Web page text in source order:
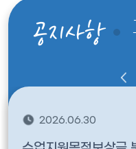
공지사항
2026.06.30